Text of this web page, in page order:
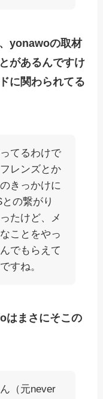
yonawoの取材
があるんですけ
に関わられてる
てるわけで
レンズとか
きっかけに
の繋がり
たけど、メ
ことをやっ
でもらえて
すね。
はまさにそこの
（元never